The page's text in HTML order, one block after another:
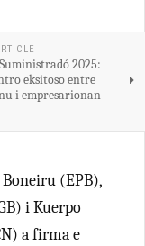
2025:
eksitoso entre
i empresarionan
(EPB),
i Kuerpo
a firma e